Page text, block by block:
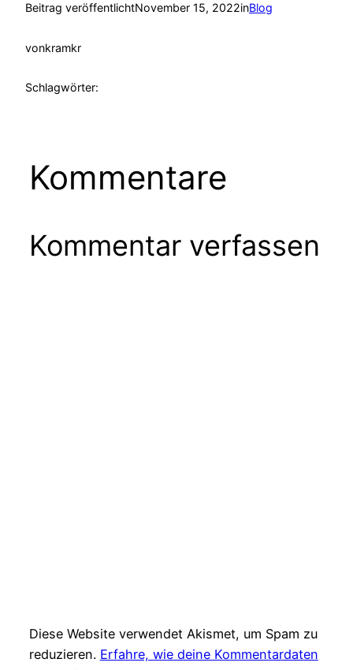
Beitrag veröffentlichtNovember 15, 2022inBlog
vonkramkr
Schlagwörter:
Kommentare
Kommentar verfassen
Diese Website verwendet Akismet, um Spam zu
reduzieren. Erfahre, wie deine Kommentardaten